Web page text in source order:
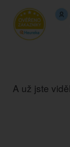
A už jste